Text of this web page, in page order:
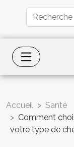
Accueil
Santé
Comment
votre type de